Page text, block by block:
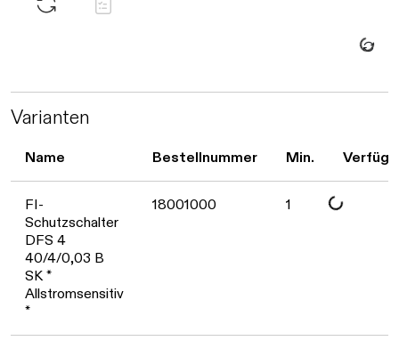
Daten werden geladen. Bitte warten...
Varianten
Name Bestellnummer Min.
FI-
Schutzschalter
DFS 4
40/4/0,03 B
SK *
Allstromsensitiv
*
18001000 1